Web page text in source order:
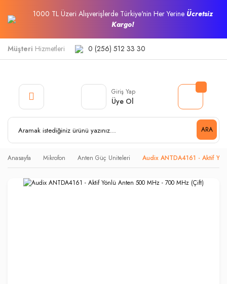
1000 TL Üzeri Alışverişlerde Türkiye'nin Her Yerine Ücretsiz
Kargo!
Müşteri Hizmetleri 0 (256) 512 33 30
ARA
Giriş Yap
Üye Ol
Anasayfa Mikrofon Anten Güç Uniteleri Audix ANTDA4161 - Aktif